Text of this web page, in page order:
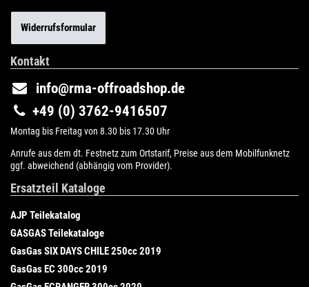
Widerrufsformular
Kontakt
info@rma-offroadshop.de
+49 (0) 3762-9416507
Montag bis Freitag von 8.30 bis 17.30 Uhr
Anrufe aus dem dt. Festnetz zum Ortstarif, Preise aus dem Mobilfunknetz
ggf. abweichend (abhängig vom Provider).
Ersatzteil Kataloge
AJP Teilekatalog
GASGAS Teilekataloge
GasGas SIX DAYS CHILE 250cc 2019
GasGas EC 300cc 2019